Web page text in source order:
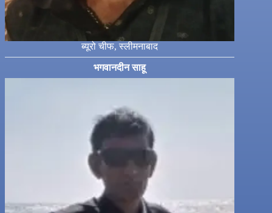
ब्यूरो चीफ, स्लीमनाबाद
भगवानदीन साहू